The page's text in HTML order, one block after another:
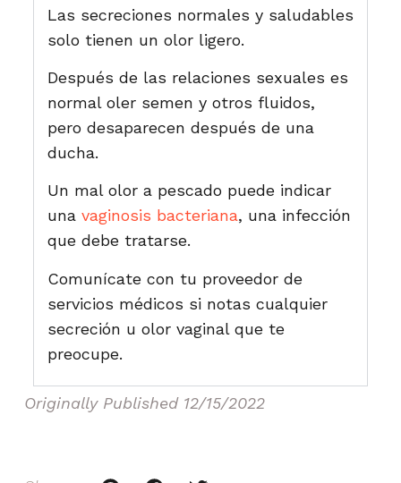
Las secreciones normales y saludables
solo tienen un olor ligero.
Después de las relaciones sexuales es
normal oler semen y otros fluidos,
pero desaparecen después de una
ducha.
Un mal olor a pescado puede indicar
una vaginosis bacteriana, una infección
que debe tratarse.
Comunícate con tu proveedor de
servicios médicos si notas cualquier
secreción u olor vaginal que te
preocupe.
Originally Published 12/15/2022